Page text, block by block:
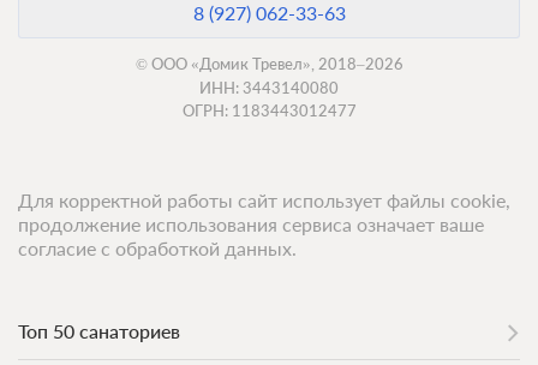
8 (927) 062-33-63
© ООО «Домик Тревел», 2018–2026
ИНН: 3443140080
ОГРН: 1183443012477
Топ 50 санаториев
Для корректной работы сайт использует файлы cookie,
продолжение использования сервиса означает ваше
согласие с обработкой данных.